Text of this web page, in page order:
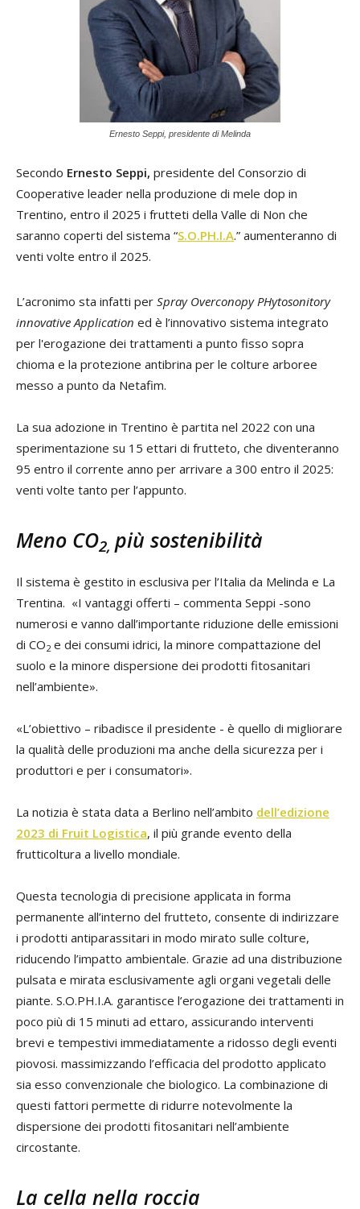
Ernesto Seppi, presidente di Melinda
Secondo Ernesto Seppi, presidente del Consorzio di
Cooperative leader nella produzione di mele dop in
Trentino, entro il 2025 i frutteti della Valle di Non che
saranno coperti del sistema “S.O.PH.I.A.” aumenteranno di
venti volte entro il 2025.
L’acronimo sta infatti per Spray Overconopy PHytosonitory
innovative Application ed è l’innovativo sistema integrato
per l'erogazione dei trattamenti a punto fisso sopra
chioma e la protezione antibrina per le colture arboree
messo a punto da Netafim.
La sua adozione in Trentino è partita nel 2022 con una
sperimentazione su 15 ettari di frutteto, che diventeranno
95 entro il corrente anno per arrivare a 300 entro il 2025:
venti volte tanto per l’appunto.
Meno CO2,più sostenibilità
Il sistema è gestito in esclusiva per l’Italia da Melinda e La
Trentina. «I vantaggi offerti – commenta Seppi -sono
numerosi e vanno dall’importante riduzione delle emissioni
di CO2 e dei consumi idrici, la minore compattazione del
suolo e la minore dispersione dei prodotti fitosanitari
nell’ambiente».
«L’obiettivo – ribadisce il presidente - è quello di migliorare
la qualità delle produzioni ma anche della sicurezza per i
produttori e per i consumatori».
La notizia è stata data a Berlino nell’ambito dell’edizione
2023 di Fruit Logistica, il più grande evento della
frutticoltura a livello mondiale.
Questa tecnologia di precisione applicata in forma
permanente all’interno del frutteto, consente di indirizzare
i prodotti antiparassitari in modo mirato sulle colture,
riducendo l’impatto ambientale. Grazie ad una distribuzione
pulsata e mirata esclusivamente agli organi vegetali delle
piante. S.O.PH.I.A. garantisce l’erogazione dei trattamenti in
poco più di 15 minuti ad ettaro, assicurando interventi
brevi e tempestivi immediatamente a ridosso degli eventi
piovosi. massimizzando l’efficacia del prodotto applicato
sia esso convenzionale che biologico. La combinazione di
questi fattori permette di ridurre notevolmente la
dispersione dei prodotti fitosanitari nell’ambiente
circostante.
La cella nella roccia